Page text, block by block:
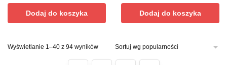
Dodaj do koszyka Dodaj do koszyka
Wyświetlanie 1–40 z 94 wynikówPosortowane